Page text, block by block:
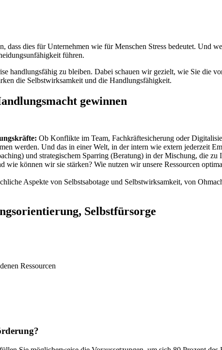
dies für Unternehmen wie für Menschen Stress bedeutet. Und
führen.
handlungsfähig zu bleiben. Dabei schauen wir gezielt, wie Sie die
die Selbstwirksamkeit und die Handlungsfähigkeit.
gewinnen
Ob Konflikte im Team, Fachkräftesicherung oder
werden. Und das in einer Welt, in der intern wie extern jederzeit
und strategischem Sparring (Beratung) in der Mischung, die zu
wie können wir sie stärken? Wie nutzen wir unsere Ressourcen
Aspekte von Selbstsabotage und Selbstwirksamkeit, von
Selbstfürsorge
Ressourcen